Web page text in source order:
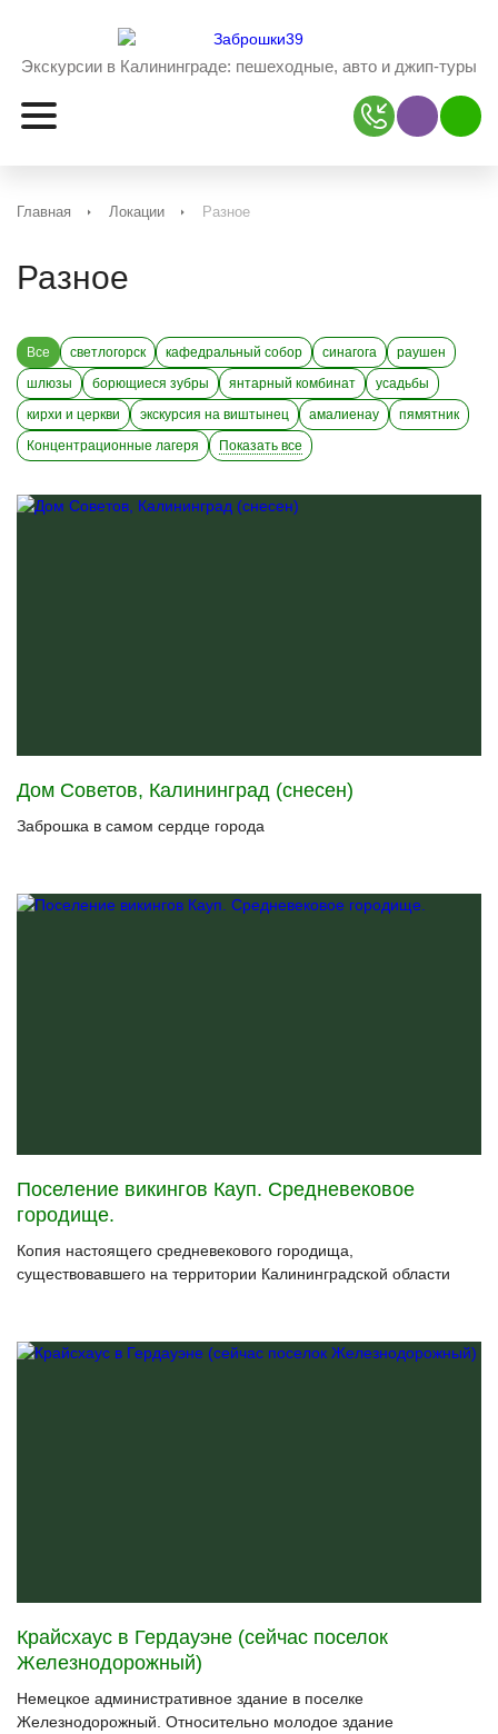
Экскурсии в Калининграде: пешеходные, авто и джип-туры
Наш ViberНаш
Главная Локации Разное
Разное
Все светлогорск кафедральный собор синагога
раушен
шлюзы
борющиеся зубры янтарный комбинат
усадьбы
кирхи и церкви
экскурсия на виштынец амалиенау
пямятник
Концентрационные лагеря
Показать все
Дом Советов, Калининград (снесен)
Заброшка в самом сердце города
Поселение викингов Кауп. Средневековое
городище.
Копия настоящего средневекового городища,
существовавшего на территории Калининградской области
Крайсхаус в Гердауэне (сейчас поселок
Железнодорожный)
Немецкое административное здание в поселке
Железнодорожный. Относительно молодое здание